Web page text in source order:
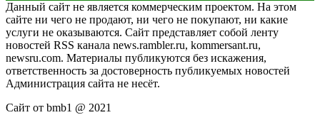
Данный сайт не является коммерческим проектом. На этом
сайте ни чего не продают, ни чего не покупают, ни какие
услуги не оказываются. Сайт представляет собой ленту
новостей RSS канала news.rambler.ru, kommersant.ru,
newsru.com. Материалы публикуются без искажения,
ответственность за достоверность публикуемых новостей
Администрация сайта не несёт.
Сайт от bmb1 @ 2021